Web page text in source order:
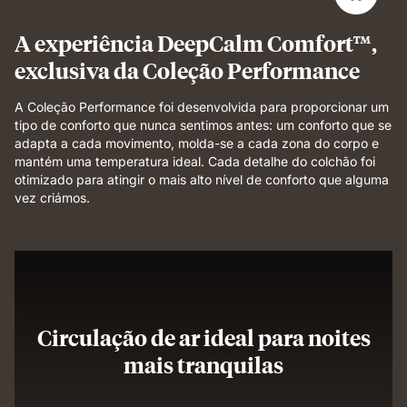
A experiência DeepCalm Comfort™,
exclusiva da Coleção Performance
A Coleção Performance foi desenvolvida para proporcionar um
tipo de conforto que nunca sentimos antes: um conforto que se
adapta a cada movimento, molda-se a cada zona do corpo e
mantém uma temperatura ideal. Cada detalhe do colchão foi
otimizado para atingir o mais alto nível de conforto que alguma
vez criámos.
Circulação de ar ideal para noites
mais tranquilas